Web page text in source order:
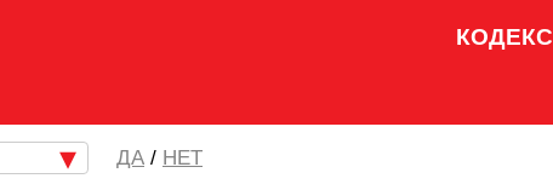
КОДЕКС
/ НЕТ